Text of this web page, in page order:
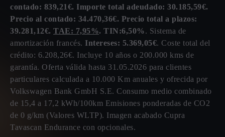
contado: 839,21€. Importe total adeudado: 30.185,59€.
Precio al contado: 34.470,36€. Precio total a plazos:
39.281,12€. TAE: 7,95%. TIN:6,50%. Sistema de
amortización francés. Intereses: 5.369,05€. Coste total del
crédito: 6.208,26€. Incluye 10 años o 200.000 kms de
garantía. Oferta válida hasta 31.05.2026 para clientes
particulares calculada a 10.000 Km anuales y ofrecida por
Volkswagen Bank GmbH S.E. Consumo medio combinado
de 15,4 a 17,2 kWh/100km Emisiones ponderadas de CO2
de 0 g/km (Valores WLTP). Imagen acabado Cupra
Tavascan Endurance con opcionales.